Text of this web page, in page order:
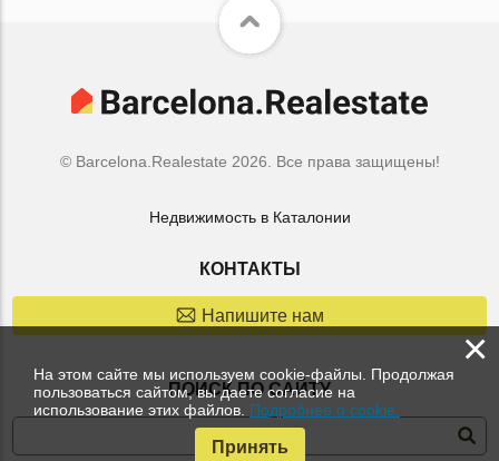
© Barcelona.Realestate 2026. Все права защищены!
Недвижимость в Каталонии
КОНТАКТЫ
Напишите нам
ПОИСК ПО САЙТУ
×
На этом сайте мы используем cookie-файлы. Продолжая
пользоваться сайтом, вы даете согласие на
использование этих файлов. Подробнее о cookie.
Принять